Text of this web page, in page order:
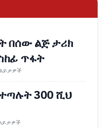
በሰው ልጅ ታሪክ
ጥፋት
እይታዎች
300 ሺህ